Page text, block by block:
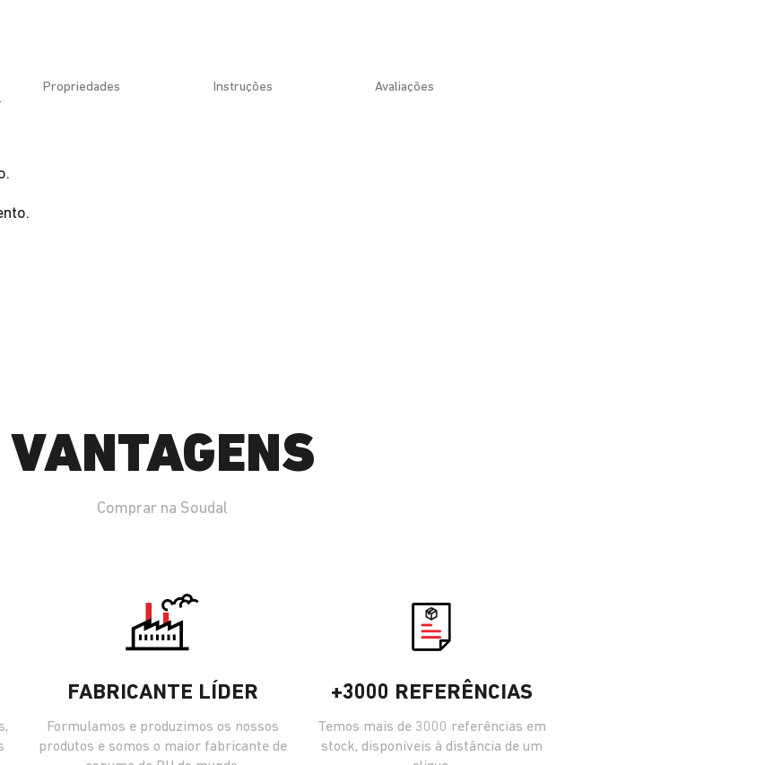
Propriedades Instruções Avaliações
VANTAGENS
Comprar na Soudal
FABRICANTE LÍDER
Formulamos e produzimos os nossos
produtos e somos o maior fabricante de
+3000 REFERÊNCIAS
Temos mais de 3000 referências em
stock, disponíveis à distância de um